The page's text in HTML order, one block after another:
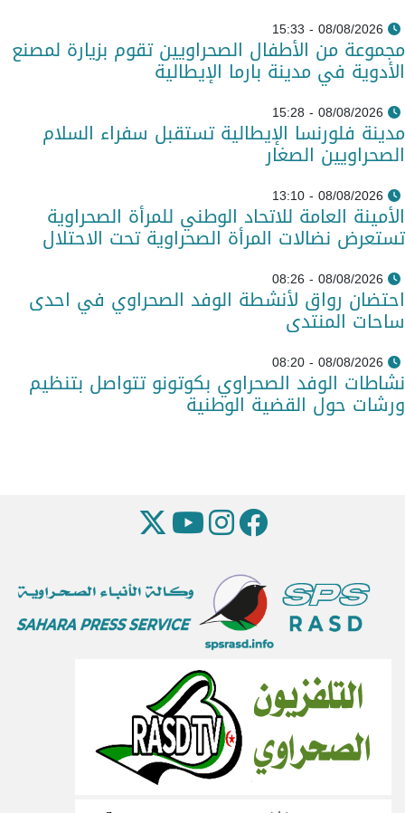
08/08/2026 - 15:33
مجموعة من الأطفال الصحراويين تقوم بزيارة لمصنع
الأدوية في مدينة بارما الإيطالية
08/08/2026 - 15:28
مدينة فلورنسا الإيطالية تستقبل سفراء السلام
الصحراويين الصغار
08/08/2026 - 13:10
الأمينة العامة للاتحاد الوطني للمرأة الصحراوية
تستعرض نضالات المرأة الصحراوية تحت الاحتلال
08/08/2026 - 08:26
احتضان رواق لأنشطة الوفد الصحراوي في احدى
ساحات المنتدى
08/08/2026 - 08:20
نشاطات الوفد الصحراوي بكوتونو تتواصل بتنظيم
ورشات حول القضية الوطنية